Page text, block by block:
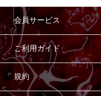
会員サービス
ご利用ガイド
規約